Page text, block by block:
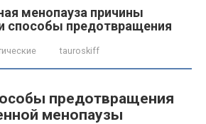
менопауза причины
способы предотвращения
tauroskiff
предотвращения
менопаузы